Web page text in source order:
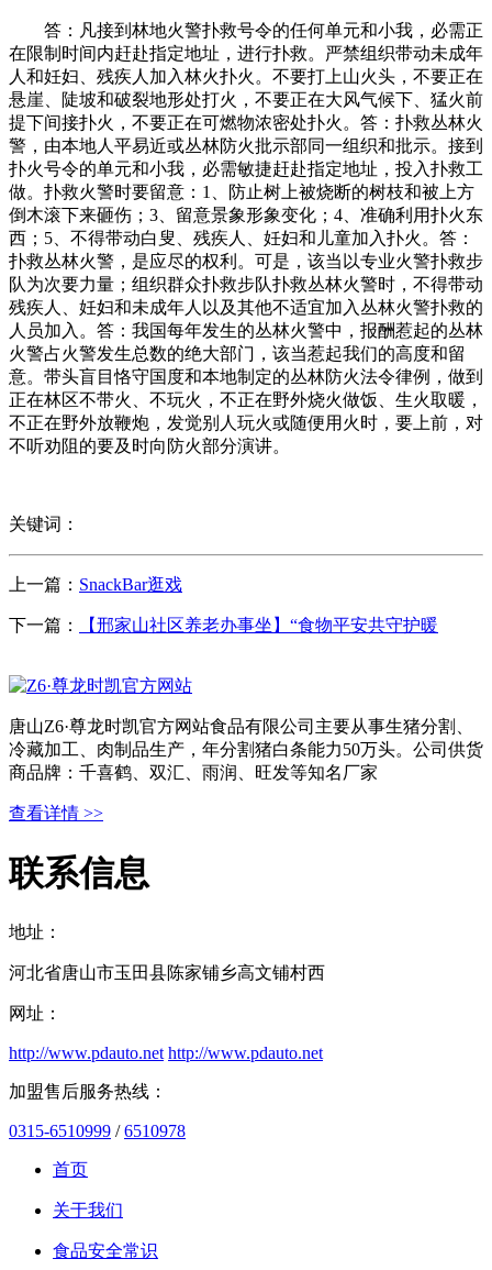
答：凡接到林地火警扑救号令的任何单元和小我，必需正
在限制时间内赶赴指定地址，进行扑救。严禁组织带动未成年
人和妊妇、残疾人加入林火扑火。不要打上山火头，不要正在
悬崖、陡坡和破裂地形处打火，不要正在大风气候下、猛火前
提下间接扑火，不要正在可燃物浓密处扑火。答：扑救丛林火
警，由本地人平易近或丛林防火批示部同一组织和批示。接到
扑火号令的单元和小我，必需敏捷赶赴指定地址，投入扑救工
做。扑救火警时要留意：1、防止树上被烧断的树枝和被上方
倒木滚下来砸伤；3、留意景象形象变化；4、准确利用扑火东
西；5、不得带动白叟、残疾人、妊妇和儿童加入扑火。答：
扑救丛林火警，是应尽的权利。可是，该当以专业火警扑救步
队为次要力量；组织群众扑救步队扑救丛林火警时，不得带动
残疾人、妊妇和未成年人以及其他不适宜加入丛林火警扑救的
人员加入。答：我国每年发生的丛林火警中，报酬惹起的丛林
火警占火警发生总数的绝大部门，该当惹起我们的高度和留
意。带头盲目恪守国度和本地制定的丛林防火法令律例，做到
正在林区不带火、不玩火，不正在野外烧火做饭、生火取暖，
不正在野外放鞭炮，发觉别人玩火或随便用火时，要上前，对
不听劝阻的要及时向防火部分演讲。
关键词：
上一篇： SnackBar逛戏
下一篇： 【邢家山社区养老办事坐】“食物平安共守护暖
唐山Z6·尊龙时凯官方网站食品有限公司主要从事生猪分割、
冷藏加工、肉制品生产，年分割猪白条能力50万头。公司供货
商品牌：千喜鹤、双汇、雨润、旺发等知名厂家
查看详情 >>
联系信息
地址：
河北省唐山市玉田县陈家铺乡高文铺村西
网址：
http://www.pdauto.net http://www.pdauto.net
加盟售后服务热线：
0315-6510999 /6510978
首页
关于我们
食品安全常识